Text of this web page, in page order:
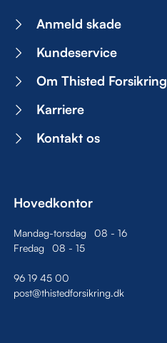
Anmeld skade
Kundeservice
Om Thisted Forsikring
Karriere
Kontakt os
Hovedkontor
Mandag-torsdag 08 - 16
Fredag
08 - 15
96 19 45 00
post@thistedforsikring.dk